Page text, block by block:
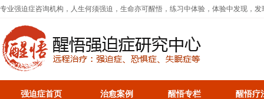
专业强迫症咨询机构，人生何须强迫，生命亦可醒悟，练习中体验，体验中发现，
强迫症首页 治愈案例 醒悟专栏 醒悟疗